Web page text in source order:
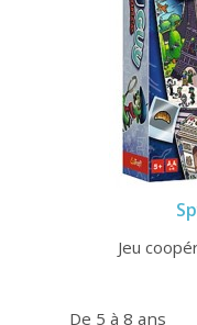
Jeu
De 5 à 8 ans